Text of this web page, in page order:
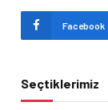
Facebook
Seçtiklerimiz